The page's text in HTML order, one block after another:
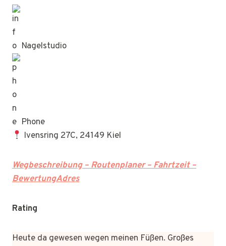
Nagelstudio
Phone
Ivensring 27C, 24149 Kiel
Wegbeschreibung – Routenplaner – Fahrtzeit –
BewertungAdres
Rating
Heute da gewesen wegen meinen Füßen. Großes